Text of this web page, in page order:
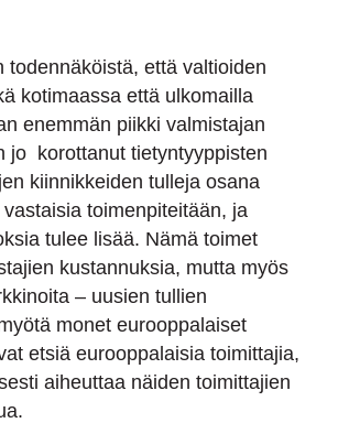
todennäköistä, että valtioiden
kotimaassa että ulkomailla
enemmän piikki valmistajan
jo korottanut tietyntyyppisten
kiinnikkeiden tulleja osana
toimenpiteitään, ja
tulee lisää. Nämä toimet
kustannuksia, mutta myös
– uusien tullien
monet eurooppalaiset
etsiä eurooppalaisia toimittajia,
aiheuttaa näiden toimittajien